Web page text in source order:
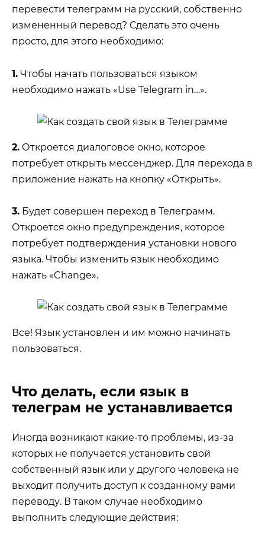
перевести телеграмм на русский, собственно
измененный перевод? Сделать это очень
просто, для этого необходимо:
1. Чтобы начать пользоваться языком
необходимо нажать «Use Telegram in…».
2. Откроется диалоговое окно, которое
потребует открыть мессенджер. Для перехода в
приложение нажать на кнопку «Открыть».
3. Будет совершен переход в Телеграмм.
Откроется окно предупреждения, которое
потребует подтверждения установки нового
языка. Чтобы изменить язык необходимо
нажать «Change».
Все! Язык установлен и им можно начинать
пользоваться.
Что делать, если язык в
телеграм не устанавливается
Иногда возникают какие-то проблемы, из-за
которых не получается установить свой
собственный язык или у другого человека не
выходит получить доступ к созданному вами
переводу. В таком случае необходимо
выполнить следующие действия: